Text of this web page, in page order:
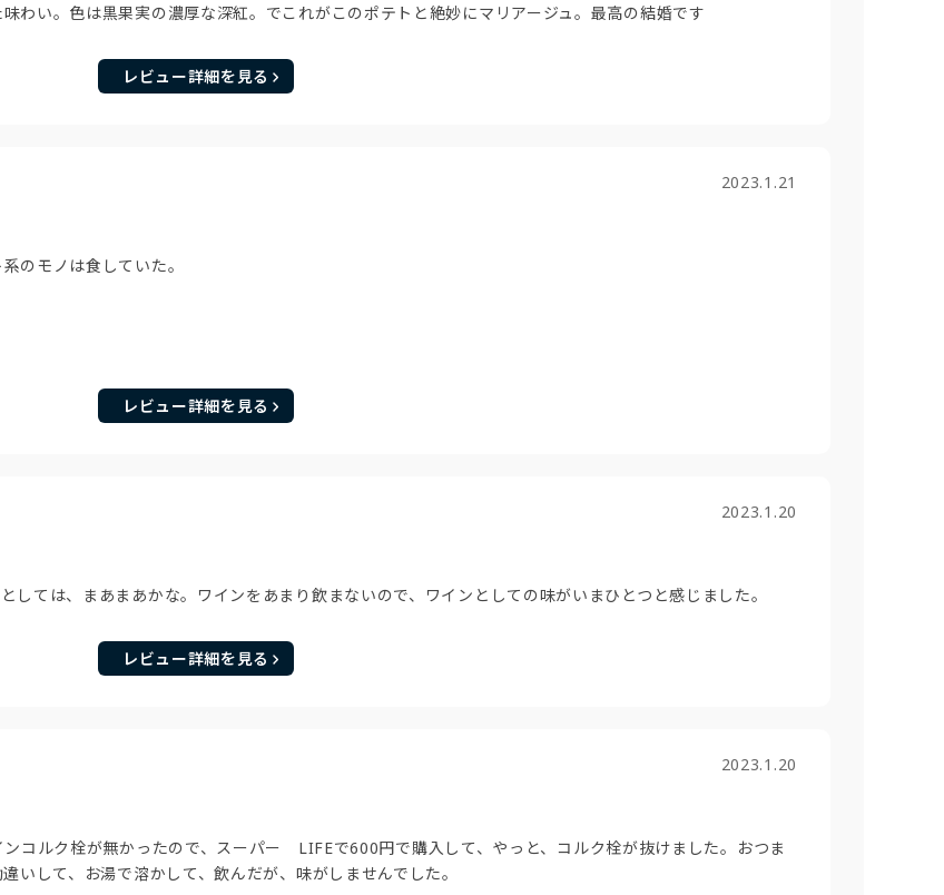
わい。色は黒果実の濃厚な深紅。でこれがこのポテトと絶妙にマリアージュ。最高の結婚です
レビュー詳細を見る
2023.1.21
のモノは食していた。
レビュー詳細を見る
2023.1.20
しては、まあまあかな。ワインをあまり飲まないので、ワインとしての味がいまひとつと感じました。
レビュー詳細を見る
2023.1.20
コルク栓が無かったので、スーパー LIFEで600円で購入して、やっと、コルク栓が抜けました。おつま
いして、お湯で溶かして、飲んだが、味がしませんでした。